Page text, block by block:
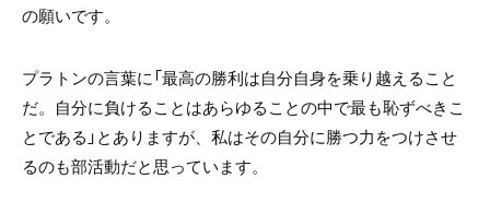
の願いです。
プラトンの言葉に「最高の勝利は自分自身を乗り越えること
だ。自分に負けることはあらゆることの中で最も恥ずべきこ
とである」とありますが、私はその自分に勝つ力をつけさせ
るのも部活動だと思っています。